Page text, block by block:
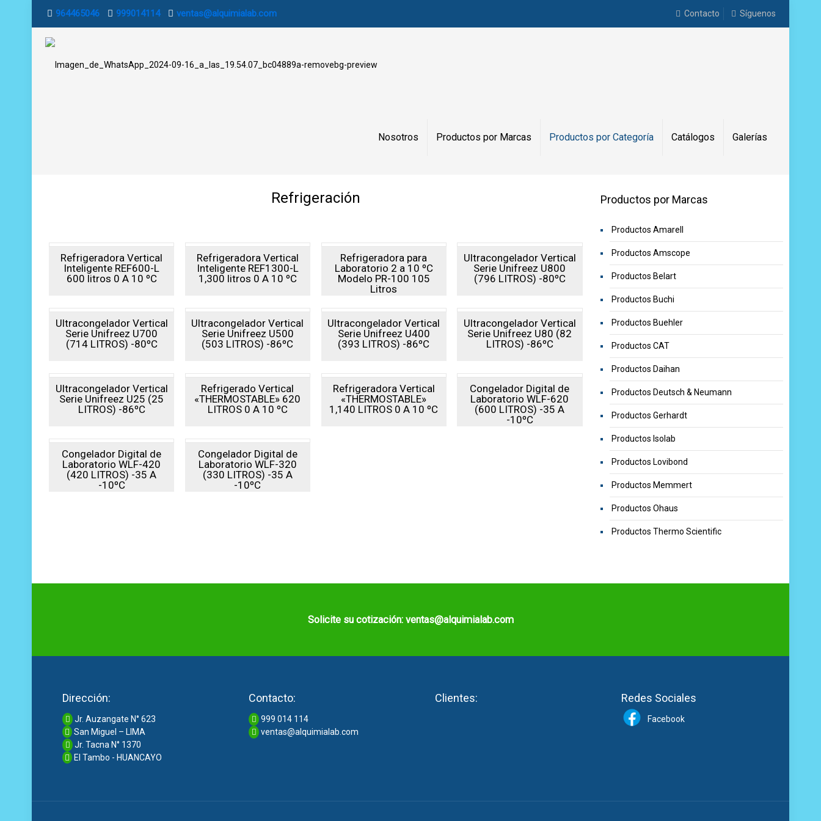
964465046 999014114 ventas@alquimialab.com Contacto Síguenos
Nosotros Productos por Marcas Productos por Categoría Catálogos Galerías
Refrigeración
Refrigeradora Vertical
Inteligente REF600-L
600 litros 0 A 10 ºC
Refrigeradora Vertical
Inteligente REF1300-L
1,300 litros 0 A 10 ºC
Refrigeradora para
Laboratorio 2 a 10 ºC
Modelo PR-100 105
Litros
Ultracongelador Vertical
Serie Unifreez U800
(796 LITROS) -80ºC
Ultracongelador Vertical
Serie Unifreez U700
(714 LITROS) -80ºC
Ultracongelador Vertical
Serie Unifreez U500
(503 LITROS) -86ºC
Ultracongelador Vertical
Serie Unifreez U400
(393 LITROS) -86ºC
Ultracongelador Vertical
Serie Unifreez U80 (82
LITROS) -86ºC
Ultracongelador Vertical
Serie Unifreez U25 (25
LITROS) -86ºC
Refrigerado Vertical
«THERMOSTABLE» 620
LITROS 0 A 10 ºC
Refrigeradora Vertical
«THERMOSTABLE»
1,140 LITROS 0 A 10 ºC
Congelador Digital de
Laboratorio WLF-620
(600 LITROS) -35 A
-10ºC
Congelador Digital de
Laboratorio WLF-420
(420 LITROS) -35 A
-10ºC
Congelador Digital de
Laboratorio WLF-320
(330 LITROS) -35 A
-10ºC
Productos por Marcas
Productos Amarell
Productos Amscope
Productos Belart
Productos Buchi
Productos Buehler
Productos CAT
Productos Daihan
Productos Deutsch & Neumann
Productos Gerhardt
Productos Isolab
Productos Lovibond
Productos Memmert
Productos Ohaus
Productos Thermo Scientific
Solicite su cotización: ventas@alquimialab.com
Dirección:
Jr. Auzangate N° 623
San Miguel – LIMA
Jr. Tacna N° 1370
El Tambo - HUANCAYO
Contacto:
999 014 114
ventas@alquimialab.com
Clientes: Redes Sociales
Facebook